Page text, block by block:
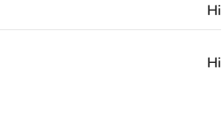
Ні
Ні